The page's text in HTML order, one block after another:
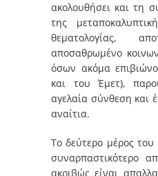
ακολουθήσει και τη
της
θεματολογίας,
αποσαθρωμένο
όσων ακόμα
και του Έμετ),
αγελαία σύνθεση και
αναίτια.
Το δεύτερο μέρος του
συναρπαστικότερο
ακριβώς είναι